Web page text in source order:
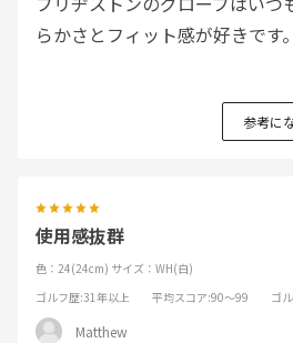
らかさとフィット感が好きです。
参考に
使用感抜群
色：24(24cm) サイズ：WH(白)
ゴルフ歴:31年以上 平均スコア:90～99 ゴ
Matthew